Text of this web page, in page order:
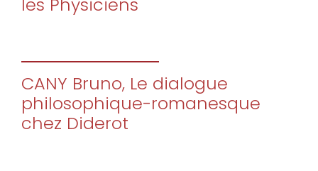
les Physiciens
CANY Bruno, Le dialogue
philosophique-romanesque
chez Diderot